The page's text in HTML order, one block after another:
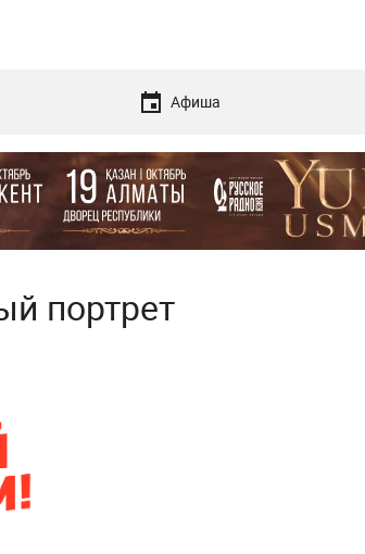
Афиша
портрет